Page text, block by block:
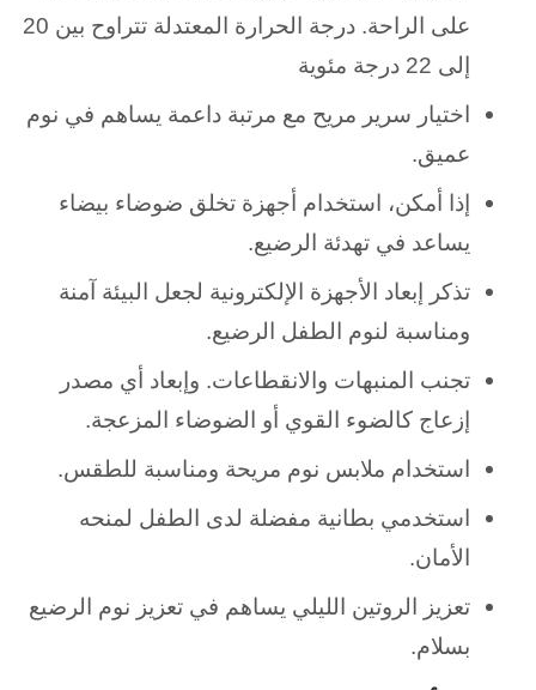
على الراحة. درجة الحرارة المعتدلة تتراوح بين 20
إلى 22 درجة مئوية
اختيار سرير مريح مع مرتبة داعمة يساهم في نوم
عميق.
إذا أمكن، استخدام أجهزة تخلق ضوضاء بيضاء
يساعد في تهدئة الرضيع.
تذكر إبعاد الأجهزة الإلكترونية لجعل البيئة آمنة
ومناسبة لنوم الطفل الرضيع.
تجنب المنبهات والانقطاعات. و إبعاد أي مصدر
إزعاج كالضوء القوي أو الضوضاء المزعجة.
استخدام ملابس نوم مريحة ومناسبة للطقس.
استخدمي بطانية مفضلة لدى الطفل لمنحه
الأمان.
تعزيز الروتين الليلي يساهم في تعزيز نوم الرضيع
بسلام.